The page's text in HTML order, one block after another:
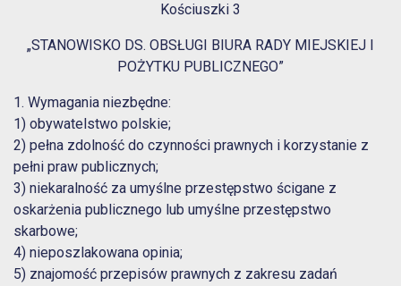
Kościuszki 3
„STANOWISKO DS. OBSŁUGI BIURA RADY MIEJSKIEJ I
POŻYTKU PUBLICZNEGO”
1. Wymagania niezbędne:
1) obywatelstwo polskie;
2) pełna zdolność do czynności prawnych i korzystanie z
pełni praw publicznych;
3) niekaralność za umyślne przestępstwo ścigane z
oskarżenia publicznego lub umyślne przestępstwo
skarbowe;
4) nieposzlakowana opinia;
5) znajomość przepisów prawnych z zakresu zadań